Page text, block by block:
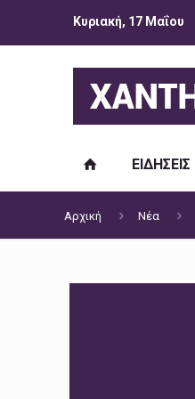
Κυριακή, 17 Μαΐου
ΕΙΔΗΣΕΙΣ
Αρχική Νέα